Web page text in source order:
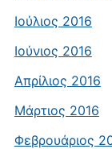
Ιούλιος 2016
Ιούνιος 2016
Απρίλιος 2016
Μάρτιος 2016
Φεβρουάριος